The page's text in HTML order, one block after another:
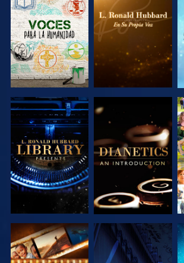
EXPLORA LAS
SERIES
EXPLORA LAS
SERIES
EXPLORA LAS
SERIES
EXPLORA LAS
SERIES
EXPLORA LAS
VE